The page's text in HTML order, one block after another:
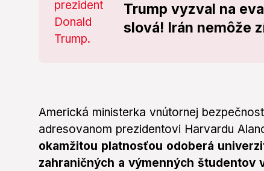
Trump vyzval na
slová! Irán nemôže
Americká ministerka vnútornej
adresovanom prezidentovi Harvardu
okamžitou platnosťou odoberá
zahraničných a výmenných študentov v